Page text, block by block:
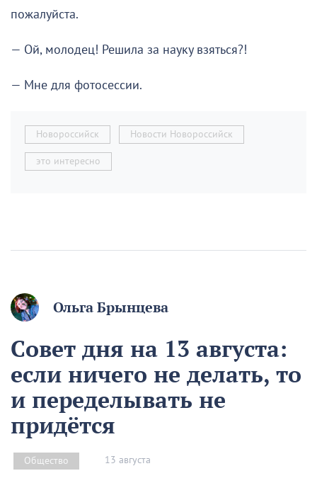
пожалуйста.
— Ой, молодец! Решила за науку взяться?!
— Мне для фотосессии.
Новороссийск Новости Новороссийск
это интересно
Ольга Брынцева
Совет дня на 13 августа:
если ничего не делать, то
и переделывать не
придётся
Общество 13 августа